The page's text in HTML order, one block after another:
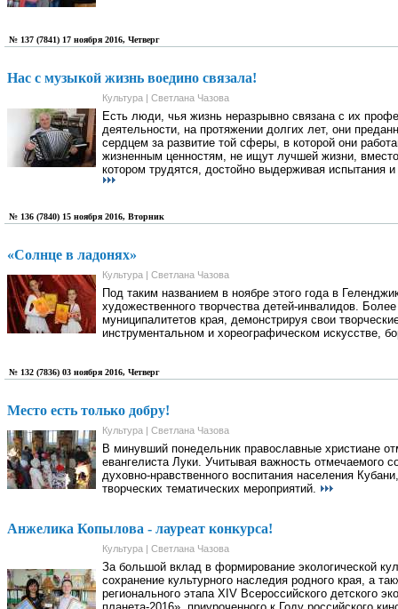
№ 137 (7841) 17 ноября 2016, Четверг
Нас с музыкой жизнь воедино связала!
Культура | Светлана Чазова
Есть люди, чья жизнь неразрывно связана с их
деятельности, на протяжении долгих лет, они
сердцем за развитие той сферы, в которой они
жизненным ценностям, не ищут лучшей жизни,
котором трудятся, достойно выдерживая испытания
№ 136 (7840) 15 ноября 2016, Вторник
«Солнце в ладонях»
Культура | Светлана Чазова
Под таким названием в ноябре этого года в
художественного творчества детей-инвалидов.
муниципалитетов края, демонстрируя свои
инструментальном и хореографическом искусстве,
№ 132 (7836) 03 ноября 2016, Четверг
Место есть только добру!
Культура | Светлана Чазова
В минувший понедельник православные христиане
евангелиста Луки. Учитывая важность отмечаемого
духовно-нравственного воспитания населения
творческих тематических мероприятий.
Анжелика Копылова - лауреат конкурса!
Культура | Светлана Чазова
За большой вклад в формирование экологической
сохранение культурного наследия родного края, а
регионального этапа XIV Всероссийского детского